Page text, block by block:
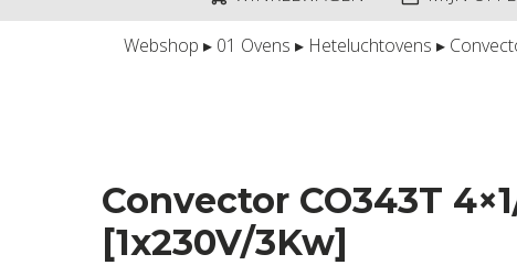
Webshop ▸ 01 Ovens ▸ Heteluchtovens ▸
Convector CO343T
[1x230V/3Kw]